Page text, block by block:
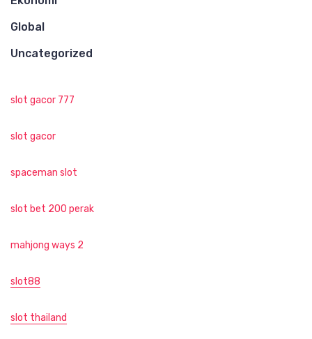
Global
Uncategorized
slot gacor 777
slot gacor
spaceman slot
slot bet 200 perak
mahjong ways 2
slot88
slot thailand